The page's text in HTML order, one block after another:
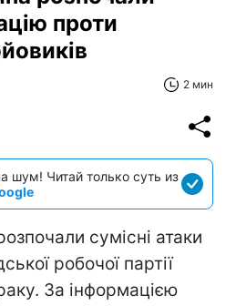
проти
2 мин
шум! Читай только суть из
сумісні атаки
робочої партії
За інформацією